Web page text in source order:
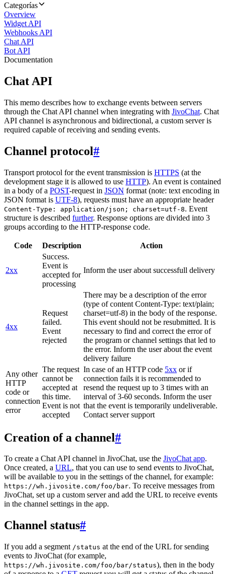
Categorías
Overview
Widget API
Webhooks API
Chat API
Bot API
Documentation
Chat API
This memo describes how to exchange events between servers
through the Chat API channel when integrating with JivoChat. Chat
API channel is asynchronous and bidirectional, a custom server is
required capable of receiving and sending events.
Channel protocol#
Transport protocol for the event transmission is HTTPS (at the
development stage it is allowed to use HTTP). An event is contained
in a body of a POST-request in JSON format (note: text encoding in
JSON format is UTF-8), requests must have an appropriate header
Content-Type: application/json; charset=utf-8. Event
structure is described further. Response options are divided into 3
groups according to the HTTP-response code.
Code Description Action
2xx
Success.
Event is
accepted for
processing
Inform the user about successfull delivery
4xx
Request
failed.
Event
rejected
There may be a description of the error
(type of content Content-Type: text/plain;
charset=utf-8) in the body of the response.
This event should not be resubmitted. It is
necessary to find and correct the error of
the program or channel settings that led to
the error. Inform the user about the event
delivery failure
Any other
HTTP
code or
connection
error
The request
cannot be
accepted at
this time.
Event is not
accepted
In case of an HTTP code 5xx or if
connection fails it is recommended to
resend the request up to 3 times with an
interval of 3-60 seconds. Inform the user
that the event is temporarily undeliverable.
Contact server support
Creation of a channel#
To create a Chat API channel in JivoChat, use the JivoChat app.
Once created, a URL, that you can use to send events to JivoChat,
will be available to you in the settings of the channel, for example:
https://wh.jivosite.com/foo/bar. To receive messages from
JivoChat, set up a custom server and add the URL to receive events
in the channel settings in the app.
Channel status#
If you add a segment /status at the end of the URL for sending
events to JivoChat (for example,
https://wh.jivosite.com/foo/bar/status), then in the body